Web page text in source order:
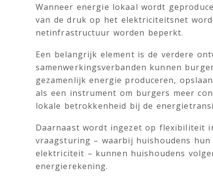
Wanneer energie lokaal wordt
van de druk op het elektriciteitsnet
netinfrastructuur worden beperkt.
Een belangrijk element is de verdere
samenwerkingsverbanden kunnen
gezamenlijk energie produceren,
als een instrument om burgers meer
lokale betrokkenheid bij de
Daarnaast wordt ingezet op flexibiliteit
vraagsturing – waarbij huishoudens
elektriciteit – kunnen huishoudens
energierekening.